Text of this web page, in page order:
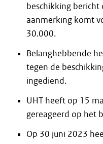
beschikking
aanmerking komt
30.000.
Belanghebbende
tegen de
ingediend.
UHT heeft op 15
gereageerd op het
Op 30 juni 2023